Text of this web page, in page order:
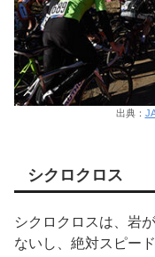
出典：
シクロクロス
シクロクロスは、岩
ないし、絶対スピード